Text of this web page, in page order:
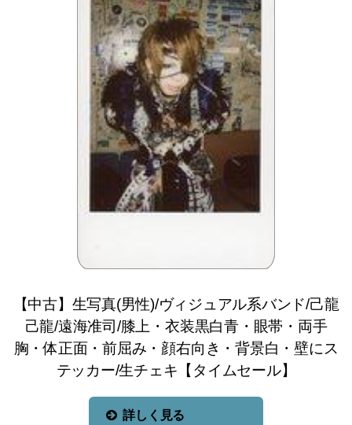
【中古】生写真(男性)/ヴィジュアル系バンド/己龍
己龍/遠海准司/膝上・衣装黒白青・眼帯・両手
胸・体正面・前屈み・顔右向き・背景白・壁にス
テッカー/生チェキ【タイムセール】
詳しく見る